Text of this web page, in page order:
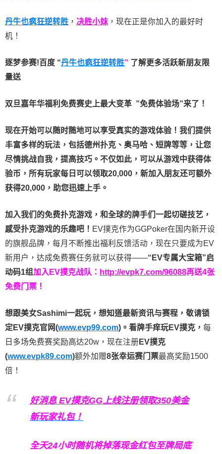
丹牛也疯狂逆转胜 ， 决胜小妹 ，现在正是你加入的最好时
机！
逐梦参赛!百度 “丹牛也疯狂逆转胜” 了解更多活跃新朋友限
量送
双旦嘉年华福利 免费赛史上最大变革 ”免费体验场”来了！
现在开始可以随时随地可以享受真实的游戏体验！我们提供
丰富多样的玩法，包括德州扑克、奥马哈、短牌等等，让您
尽情挑战自我，提高技巧。不仅如此， 可以从游戏中获得体
验币，所有玩家每日可以领取20,000，新加入朋友还可额外
获得20,000，助您迅速上手。
加入我们的免费扑克游戏，和全球的牌手们一起切磋技艺，
感受扑克游戏的乐趣吧！ EV撲克作为GGPoker在国内新开设
的旗舰品牌，每月不断推出福利反馈活动，现在只要成为EV
新用户，达成免费赛任务就可以获得——“EV专属大宝箱”启
动码1组加入EV撲克战队： http://evpk7.com/96088再送4张
免费门票！
想跟美女Sashimi一起玩， 想知道最新资讯与赛程， 敬请锁
定EV撲克官网(www.evp99.com)。 看牌手痒玩EV撲克， 每
日多场免费赛奖励高达20w，现在注册 EV撲克
(www.evpk89.com)额外加赠8张幸运赛门票最高奖励1500
倍！
好消息 EV撲克GG上线注册领取350美金
新玩家礼包！
全天24小时随机将掉落现金红包至牌局底